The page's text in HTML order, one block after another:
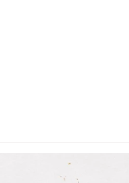
長男さんの銀行印納品致しま